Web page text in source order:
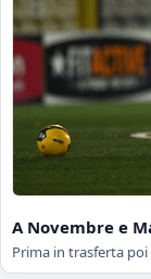
A Novembre e
Prima in trasferta poi